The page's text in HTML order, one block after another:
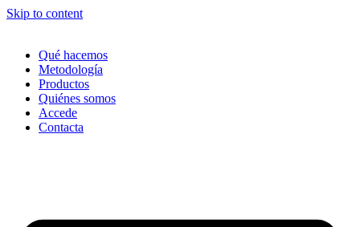
Skip to content
Qué hacemos
Metodología
Productos
Quiénes somos
Accede
Contacta